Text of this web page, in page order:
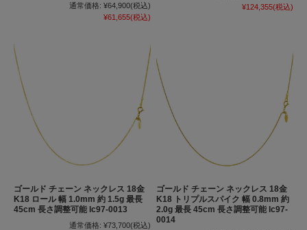
通常価格: ¥64,900(税込)
¥61,655(税込)
¥124,355(税込)
ゴールド チェーン ネックレス 18金
K18 ロール 幅 1.0mm 約 1.5g 最長
45cm 長さ調整可能 lc97-0013
通常価格: ¥73,700(税込)
ゴールド チェーン ネックレス 18金
K18 トリプルスパイク 幅 0.8mm 約
2.0g 最長 45cm 長さ調整可能 lc97-
0014